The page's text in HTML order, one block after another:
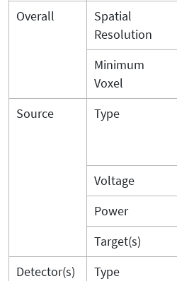
Overall
Spatial
Resolution
Minimum
Voxel
Source Type
Voltage
Power
Target(s)
Detector(s)
Type